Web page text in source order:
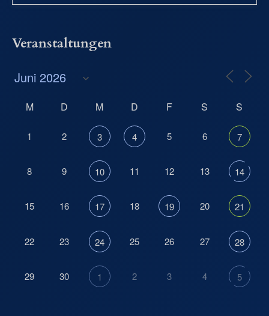
Veranstaltungen
M D M D F S S
1 2 3 4 5 6 7
8 9 10 11 12 13 14
15 16 17 18 19 20 21
22 23 24 25 26 27 28
29 30 1 2 3 4 5